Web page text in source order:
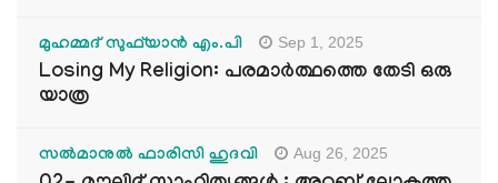
മുഹമ്മദ് സുഫ്‌യാൻ എം.പി Sep 1, 2025
Losing My Religion: പരമാർത്ഥത്തെ തേടി ഒരു
യാത്ര
സൽമാനുൽ ഫാരിസി ഹുദവി Aug 26, 2025